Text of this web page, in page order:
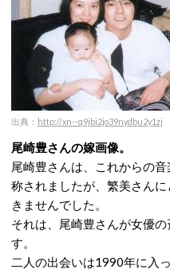
出典： http://xn--q9jbi2jo39nydbu2y1zj
尾崎豊さんの嫁画像。
尾崎豊さんは、これからの
称されましたが、繁美さん
きませんでした。
それは、尾崎豊さんが女優
す。
二人の出会いは1990年に入